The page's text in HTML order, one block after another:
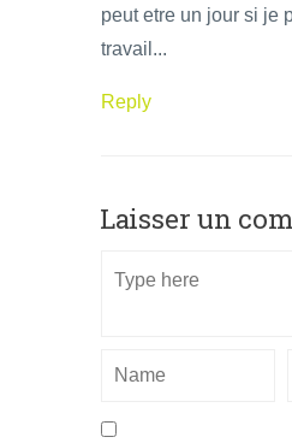
peut etre un jour si je
travail...
Reply
Laisser un